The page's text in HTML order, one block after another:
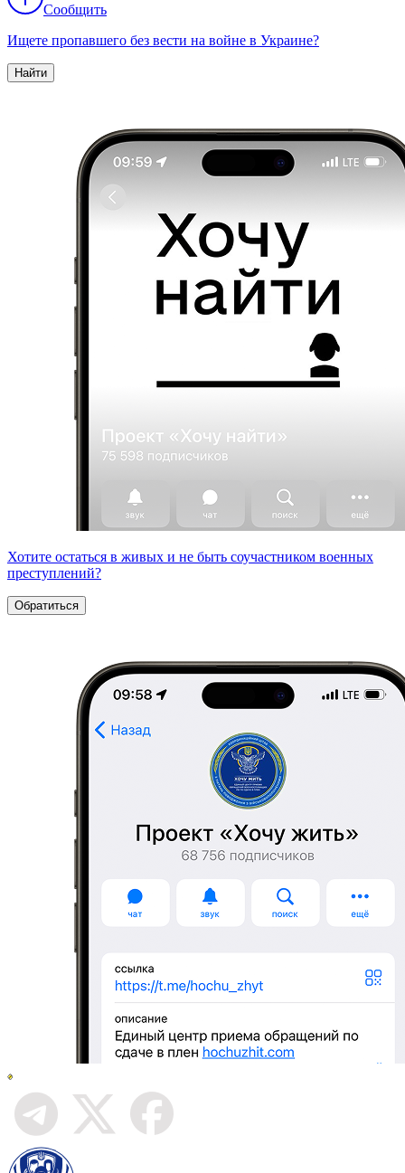
Сообщить
Ищете пропавшего без вести на войне в Украине?
Найти
Хотите остаться в живых и не быть соучастником военных
преступлений?
Обратиться